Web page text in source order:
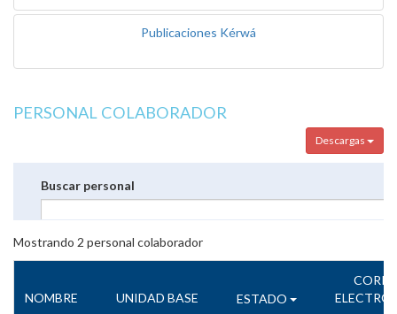
Publicaciones Kérwá
PERSONAL COLABORADOR
Descargas
Buscar personal
Mostrando 2 personal colaborador
NOMBRE UNIDAD BASE ESTADO